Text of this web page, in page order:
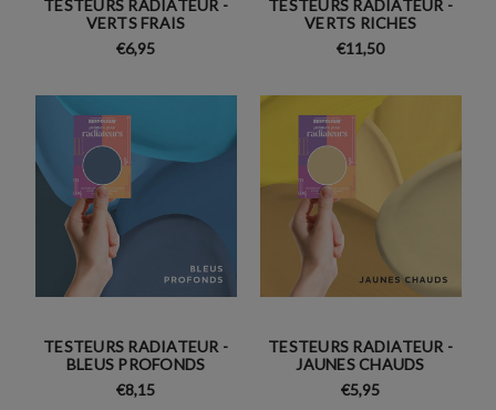
TESTEURS RADIATEUR -
VERTS FRAIS
€6,95
TESTEURS RADIATEUR -
VERTS RICHES
€11,50
TESTEURS RADIATEUR -
BLEUS PROFONDS
€8,15
TESTEURS RADIATEUR -
JAUNES CHAUDS
€5,95